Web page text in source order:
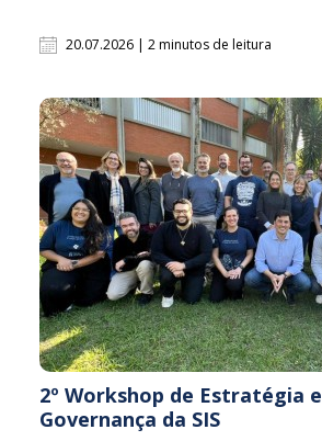
20.07.2026 | 2 minutos de leitura
2º Workshop de Estratégia e
Governança da SIS